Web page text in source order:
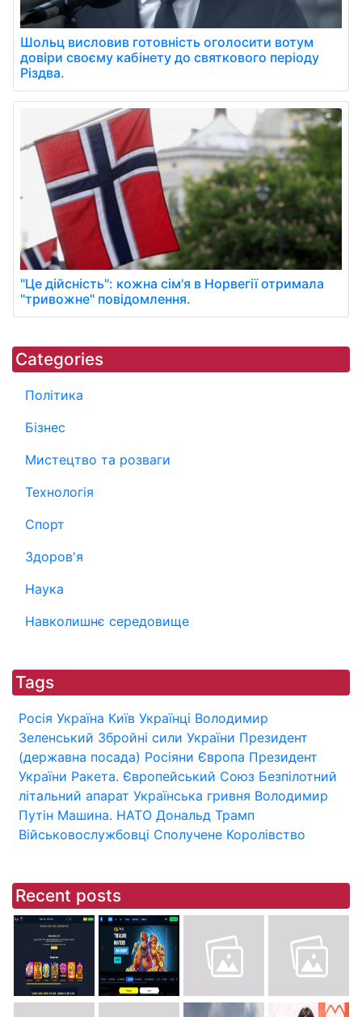
Шольц висловив готовність оголосити вотум
довіри своєму кабінету до святкового періоду
Різдва.
"Це дійсність": кожна сім'я в Норвегії отримала
"тривожне" повідомлення.
Categories
Політика
Бізнес
Мистецтво та розваги
Технологія
Спорт
Здоров'я
Наука
Навколишнє середовище
Tags
Росія Україна Київ Українці Володимир
Зеленський Збройні сили України Президент
(державна посада) Росіяни Європа Президент
України Ракета. Європейський Союз Безпілотний
літальний апарат Українська гривня Володимир
Путін Машина. НАТО Дональд Трамп
Військовослужбовці Сполучене Королівство
Recent posts